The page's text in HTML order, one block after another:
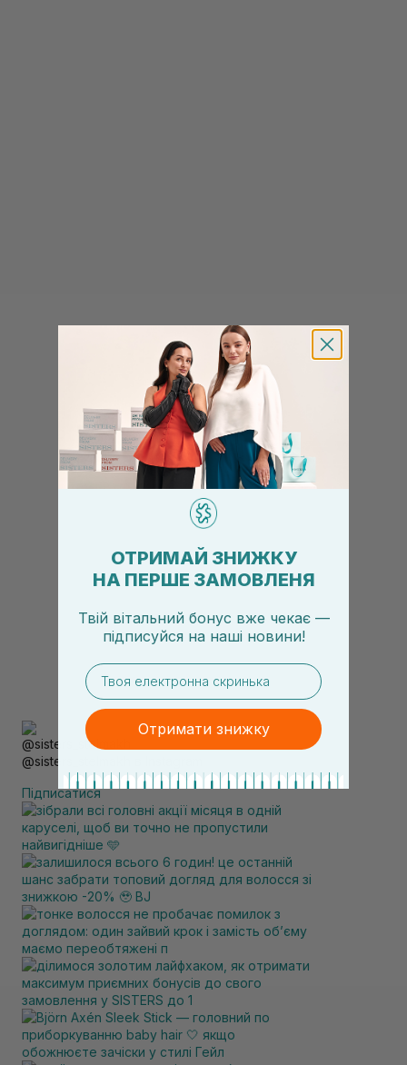
@sisters_stelmakh в Instagram
Підписатися
ОТРИМАЙ ЗНИЖКУ
НА ПЕРШЕ ЗАМОВЛЕНЯ
Твій вітальний бонус вже чекає —
підписуйся на наші новини!
email
Отримати знижку